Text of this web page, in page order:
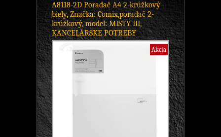
A8118-2D Poradač A4 2-krúžkový
biely, Značka: Comix,poradač 2-
krúžkový, model: MISTY III,
KANCELÁRSKE POTREBY
Akcia